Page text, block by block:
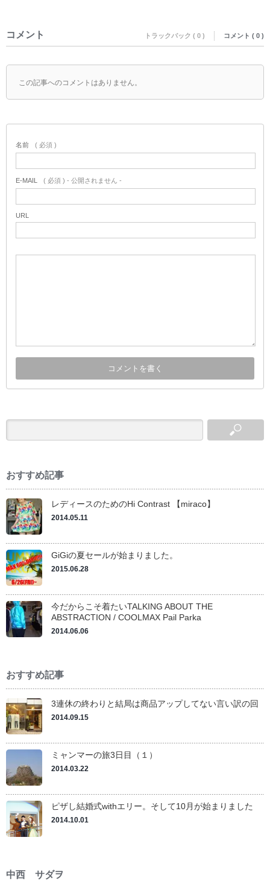
コメント トラックバック ( 0 ) コメント ( 0 )
この記事へのコメントはありません。
名前 ( 必須 )
E-MAIL ( 必須 ) - 公開されません -
URL
おすすめ記事
レディースのためのHi Contrast 【miraco】
2014.05.11
GiGiの夏セールが始まりました。
2015.06.28
今だからこそ着たいTALKING ABOUT THE
ABSTRACTION / COOLMAX Pail Parka
2014.06.06
おすすめ記事
3連休の終わりと結局は商品アップしてない言い訳の回
2014.09.15
ミャンマーの旅3日目（１）
2014.03.22
ピザし結婚式withエリー。そして10月が始まりました
2014.10.01
中西 サダヲ